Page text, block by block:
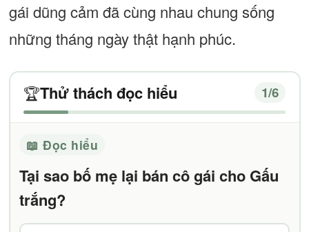
gái dũng cảm đã cùng nhau chung sống
những tháng ngày thật hạnh phúc.
🏆Thử thách đọc hiểu 1/6
📖 Đọc hiểu
Tại sao bố mẹ lại bán cô gái cho Gấu
trắng?